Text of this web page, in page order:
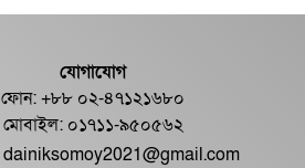
নিয়োগ পরিক্ষা’
যোগাযোগ
ফোন: +৮৮ ০২-৪৭১২১৬৮০
মোবাইল: ০১৭১১-৯৫০৫৬২
dainiksomoy2021@gmail.com